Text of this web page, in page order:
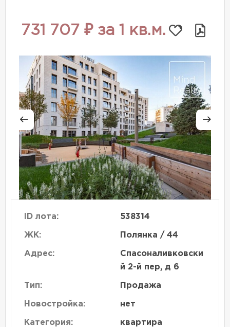
731 707 ₽ за 1 кв.м.
ID лота: 538314
ЖК: Полянка / 44
Адрес:
Спасоналивковски
й 2-й пер, д 6
Тип: Продажа
Новостройка: нет
Категория: квартира